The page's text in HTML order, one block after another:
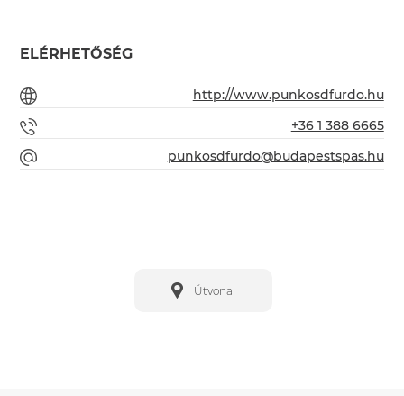
ELÉRHETŐSÉG
http://www.punkosdfurdo.hu
+36 1 388 6665
punkosdfurdo@budapestspas.hu
Útvonal